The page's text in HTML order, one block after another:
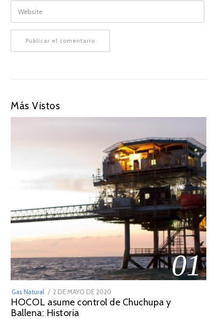
WEBSITE
Más Vistos
01
Gas Natural
POSTED
ON
2 DE MAYO DE 2020
DE
HOCOL asume control de Chuchupa y
Ballena: Historia